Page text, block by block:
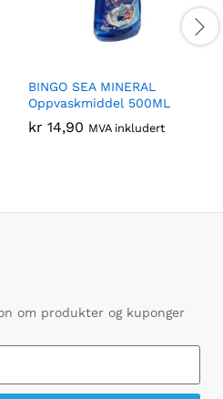
BINGO SEA MINERAL
Oppvaskmiddel 500ML
kr 14,90 MVA inkludert
om produkter og kuponger